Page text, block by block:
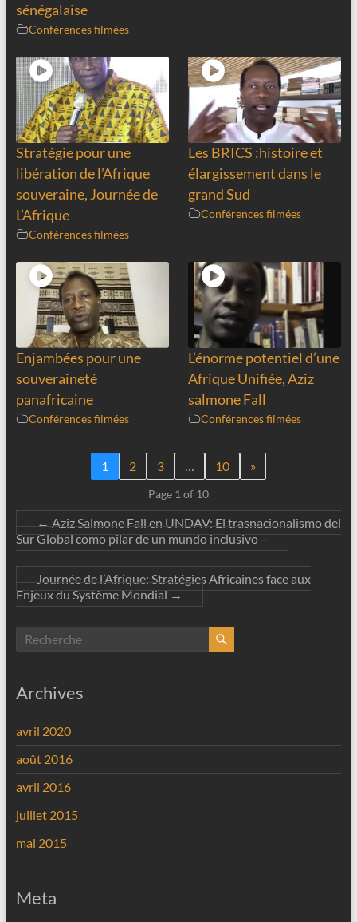
sénégalaise
Conférences filmées
Stratégie pour une
libération de l’Afrique
souveraine, Journée de
L’Afrique
Conférences filmées
Les BRICS :histoire et
élargissement dans le
grand Sud
Conférences filmées
Enjambées pour une
souveraineté
panafricaine
Conférences filmées
L’énorme potentiel d’une
Afrique Unifiée, Aziz
salmone Fall
Conférences filmées
1 2 3 10 »
Page 1 of 10
←Aziz Salmone Fall en UNDAV: El trasnacionalismo del
Sur Global como pilar de un mundo inclusivo –
Journée de l’Afrique: Stratégies Africaines face aux
Enjeux du Système Mondial→
Archives
avril 2020
août 2016
avril 2016
juillet 2015
mai 2015
Meta